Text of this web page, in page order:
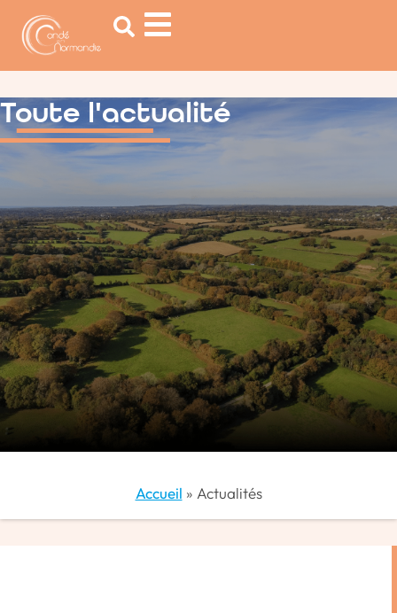
principal
Toute l'actualité
Accueil » Actualités